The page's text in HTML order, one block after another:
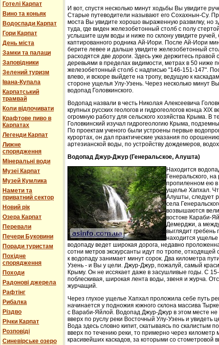
Готелі Карпат
Вино та коньяк
Водоспади Карпат
Гори Карпат
День міста
Замки та палаци
Заповідники
Зелений туризм
Івана-Купала
Карпатський
трамвай
Коли відпочивати
Крафтове пиво в
Карпатах
Легенди Карпат
Лижне
спорядження
Мінеральні води
Музеї Карпат
Музей Кумлика
Намети та
приватний сектор
Новий рік
Озера Карпат
Перевали
Печери Буковини
Поради туристам
Похідне
спорядження
Походи
Радонові джерела
Рафтінг
Рибалка
Різдво
Річки Карпат
Розповіді
Синевірське озеро
И вот, спустя несколько минут ходьбы Вы увидите
Старые путеводители называют его Сохахнын-Су.
моста Вы увидите хорошо выраженную развилку, но
туда, где виден железобетонный столб с полу
услышите шум воды и ниже по склону увидите
каптированного родника Ай-Иори. После Ай-Иори
берите левее и дальше увидите железобетонный
расходятся две дороги. Здесь уже держитесь правой
деревьями в пределах видимости, метрах в 50 ниже
железобетонный столб с надписью "146-151-147".
влево, и вскоре выйдете на тропу, ведущую к
стороне ущелья Улу-Узень. Через несколько минут
водопад Головкинского.
Водопад назвали в честь Николая Алексеевича
крупных русских геологов и гидрогеологов конца XIX
огромную работу для сельского хозяйства Крыма. В
Головкинский изучал гидрогеологию Крыма,
По проектам ученого были устроены первые
курортах, он дал практические указания по
артезианской воды, по устройству дождемеров,
Водопад Джур-Джур (Генеральское, Алушта)
Находится
Генеральского,
пропиленном ею в
ущелье Хапхал.
Алушты, следует
села
возвышаются
востоке Караби-
Демерджи, а
выглядит гребень
находится
водопаду ведет широкая дорога, недавно
сотни метров экскурсанты идут по тропе, отходящей
к водопаду занимает минут сорок. Два километра
Узень - и Вы у цели. Джур-Джур, пожалуй, самый
Крыму. Он не иссякает даже в засушливые годы. С
поблескивая, широкая лента воды, звеня и журча.
журчащий.
Через глухое ущелье Хапхал проложила себе путь
начинается у подножия южного склона массива
с Вараби-Яйлой. Водопад Джур-Джур в этом месте
вверх по руслу реки Восточный Улу-Узень и увидеть
Вода здесь словно кипит, скатываясь по скалистым
вверх по течению реки, то примерно через километр
красивейших каскадов, за которыми со стометровой